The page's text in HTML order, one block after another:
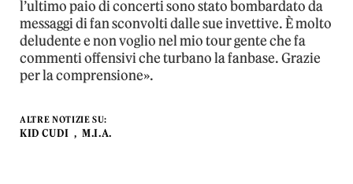
l’ultimo paio di concerti sono stato bombardato da
messaggi di fan sconvolti dalle sue invettive. È molto
deludente e non voglio nel mio tour gente che fa
commenti offensivi che turbano la fanbase. Grazie
per la comprensione».
ALTRE NOTIZIE SU:
KID CUDI M.I.A.